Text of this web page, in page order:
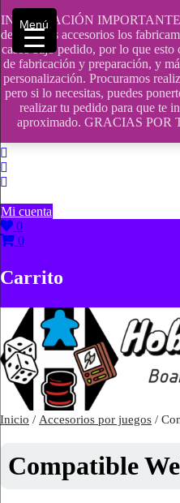
INFORMACIÓN IMPORTANTE.
de nuestros accesorios los
casos bajo pedido, por lo que
de fabricación y preparación, y
personalización. Procuramos
pero si lo necesitas, puedes
realizar tu pedido para que te
aproximado. GRACIAS POR
Saltar
contenido
609241475 SOLO DE 10:00 a
info@hobbyaescala.com
San Fernando de Henares
10:00 - 14:00
Mi cuenta
0
0
Carrito
Inicio / Accesorios por juegos /
Compatible
Menú